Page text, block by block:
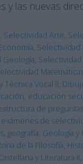
y las nuevas
, Selectividad Arte,
, Selectividad
Geología,
Técnica Vocal II,
, educación
de preguntas
exámenes de
, geografía, Geología y
de la Filosofía,
y Literatura II,